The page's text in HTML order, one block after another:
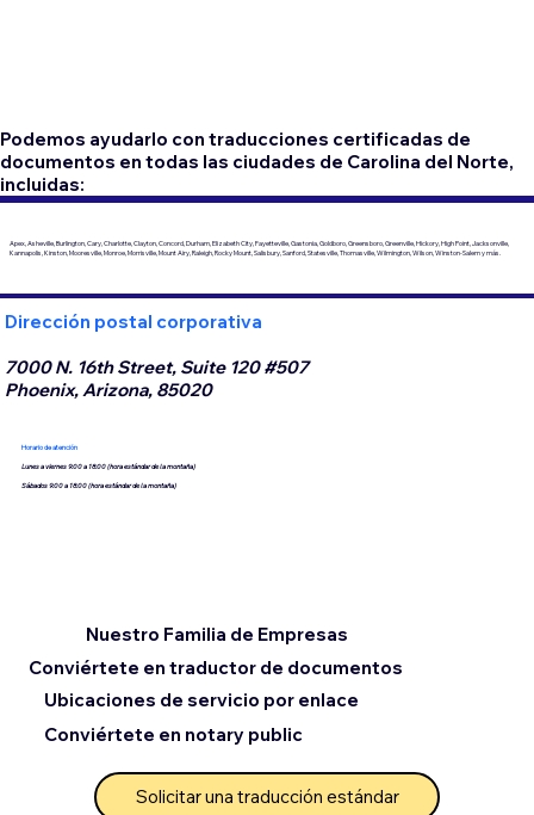
Podemos ayudarlo con traducciones certificadas de
documentos en todas las ciudades de Carolina del Norte,
incluidas:
Apex, Asheville, Burlington, Cary, Charlotte, Clayton, Concord, Durham, Elizabeth City, Fayetteville, Gastonia, Goldboro, Greensboro, Greenville, Hickory, High Point, Jacksonville,
Kannapolis, Kinston, Mooresville, Monroe, Morrisville, Mount Airy, Raleigh, Rocky Mount, Salisbury, Sanford, Statesville, Thomasville, Wilmington, Wilson, Winston-Salem y más.
Dirección postal corporativa
7000 N. 16th Street, Suite 120 #507
Phoenix, Arizona, 85020
Horario de atención
Lunes a viernes 9:00 a 18:00 (hora estándar de la montaña)
Sábados 9:00 a 18:00 (hora estándar de la montaña)
Conviértete en traductor de documentos
Ubicaciones de servicio por enlace
Nuestro Familia de Empresas
Conviértete en notary public
Solicitar una traducción estándar